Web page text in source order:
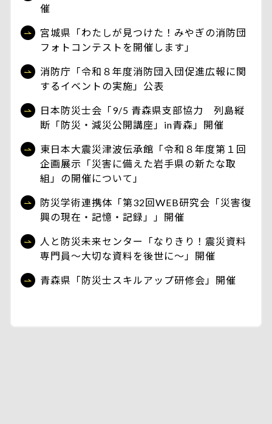
催
宮城県「わたしが見つけた！みやぎの消防団
フォトコンテストを開催します」
消防庁「令和８年度消防団入団促進広報に関
するイベントの実施」公表
日本防災士会「9/5 青森県支部協力 列島縦
断「防災・減災公開講座」in青森」開催
東日本大震災津波伝承館「令和８年度第１回
企画展示「災害に備えた岩手県の新たな取
組」の開催について」
防災学術連携体「第32回WEB研究会「災害復
興の現在・記憶・記録」」開催
人と防災未来センター「なりきり！震災資料
専門員～大切な資料を後世に～」開催
青森県「防災士スキルアップ研修会」開催